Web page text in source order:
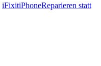
iFixitiPhoneReparieren statt